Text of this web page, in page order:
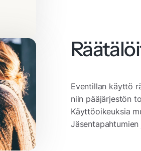
Eventillan käyttö
niin pääjärjestön
Käyttöoikeuksia